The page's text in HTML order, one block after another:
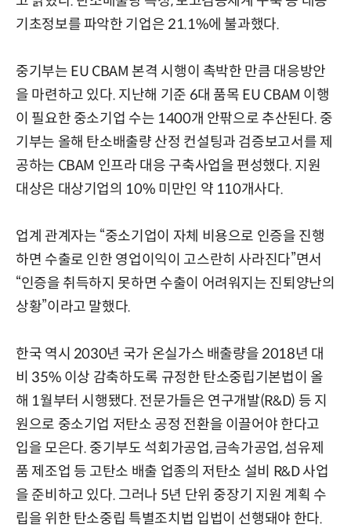
기초정보를 파악한 기업은 21.1%에 불과했다.
중기부는 EU CBAM 본격 시행이 촉박한 만큼 대응방안
을 마련하고 있다. 지난해 기준 6대 품목 EU CBAM 이행
이 필요한 중소기업 수는 1400개 안팎으로 추산된다. 중
기부는 올해 탄소배출량 산정 컨설팅과 검증보고서를 제
공하는 CBAM 인프라 대응 구축사업을 편성했다. 지원
대상은 대상기업의 10% 미만인 약 110개사다.
업계 관계자는 “중소기업이 자체 비용으로 인증을 진행
하면 수출로 인한 영업이익이 고스란히 사라진다”면서
“인증을 취득하지 못하면 수출이 어려워지는 진퇴양난의
상황”이라고 말했다.
한국 역시 2030년 국가 온실가스 배출량을 2018년 대
비 35% 이상 감축하도록 규정한 탄소중립기본법이 올
해 1월부터 시행됐다. 전문가들은 연구개발(R&D) 등 지
원으로 중소기업 저탄소 공정 전환을 이끌어야 한다고
입을 모은다. 중기부도 석회가공업, 금속가공업, 섬유제
품 제조업 등 고탄소 배출 업종의 저탄소 설비 R&D 사업
을 준비하고 있다. 그러나 5년 단위 중장기 지원 계획 수
립을 위한 탄소중립 특별조치법 입법이 선행돼야 한다.